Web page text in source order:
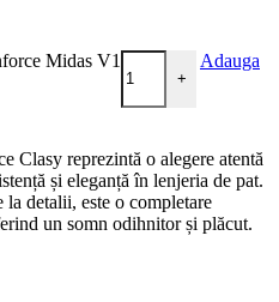
Midas V1
+
Adauga
Clasy reprezintă o alegere atentă
și eleganță în lenjeria de pat.
detalii, este o completare
un somn odihnitor și plăcut.